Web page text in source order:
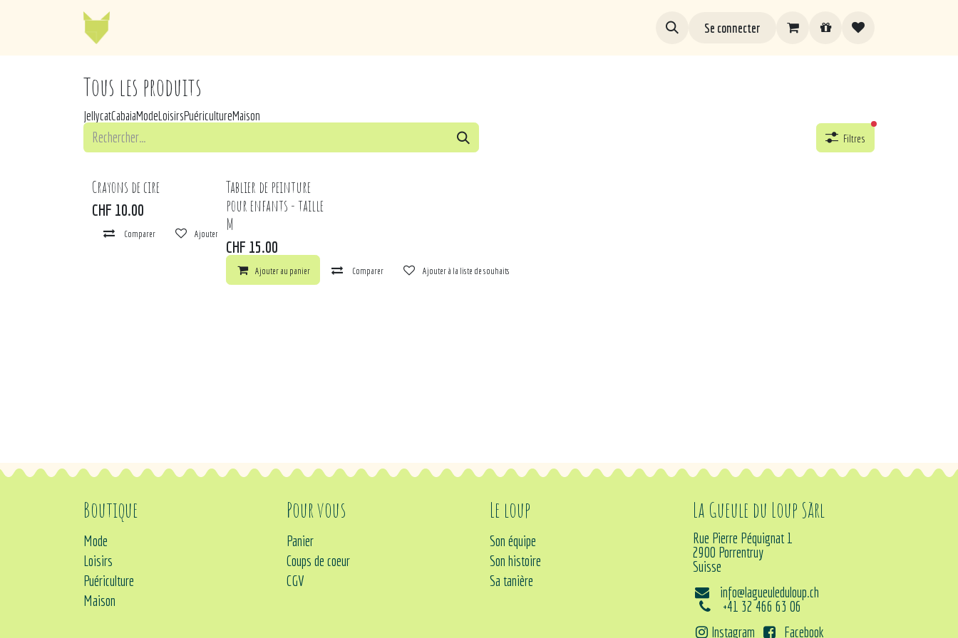
Se connecter
Tous les produits
JellycatCabaiaModeLoisirsPuéricultureMaison
Filtres
Crayons de cire
CHF 10.00
Comparer Ajouter à la liste de souhaits
Tablier de peinture
pour enfants - taille
M
CHF 15.00
Ajouter au panier Comparer Ajouter à la liste de souhaits
Boutique
Mode
Loisirs
Puériculture
Maison
Pour vous
Panier
Coups de coeur
CGV
Le loup
Son équipe
Son histoire
Sa tanière
La Gueule du Loup Sàrl
Rue Pierre Péquignat 1
2900 Porrentruy
Suisse
info@lagueuleduloup.ch
+41 32 466 63 06
Instagram
Facebook